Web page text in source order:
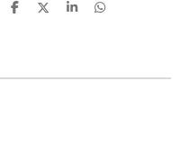
T
n
T
n
T
n
T
n